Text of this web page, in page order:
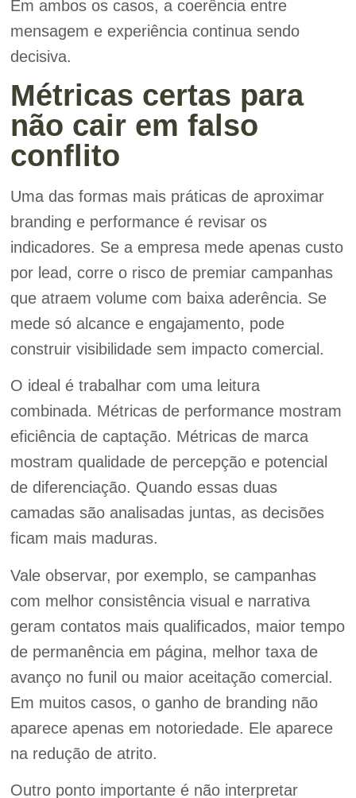
Em ambos os casos, a coerência entre
mensagem e experiência continua sendo
decisiva.
Métricas certas para
não cair em falso
conflito
Uma das formas mais práticas de aproximar
branding e performance é revisar os
indicadores. Se a empresa mede apenas custo
por lead, corre o risco de premiar campanhas
que atraem volume com baixa aderência. Se
mede só alcance e engajamento, pode
construir visibilidade sem impacto comercial.
O ideal é trabalhar com uma leitura
combinada. Métricas de performance mostram
eficiência de captação. Métricas de marca
mostram qualidade de percepção e potencial
de diferenciação. Quando essas duas
camadas são analisadas juntas, as decisões
ficam mais maduras.
Vale observar, por exemplo, se campanhas
com melhor consistência visual e narrativa
geram contatos mais qualificados, maior tempo
de permanência em página, melhor taxa de
avanço no funil ou maior aceitação comercial.
Em muitos casos, o ganho de branding não
aparece apenas em notoriedade. Ele aparece
na redução de atrito.
Outro ponto importante é não interpretar